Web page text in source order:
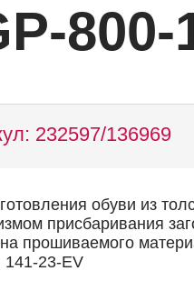
800-
232597/136969
обуви из
присбаривания
прошиваемого
141-23-EV